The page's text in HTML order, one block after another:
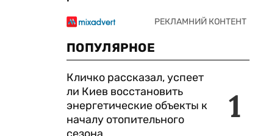
ПОПУЛЯРНОЕ
1
Кличко рассказал, успеет
ли Киев восстановить
энергетические объекты к
началу отопительного